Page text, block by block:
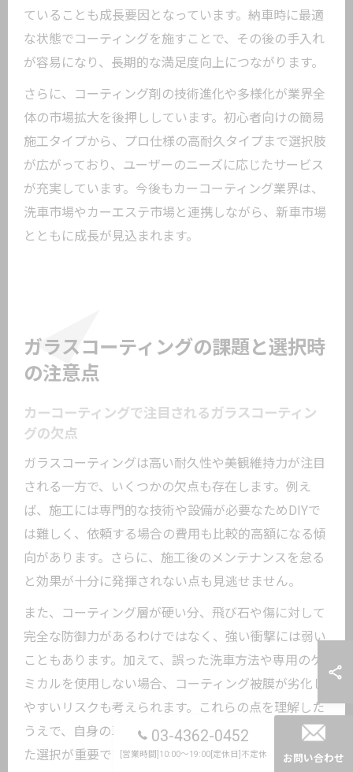
ていることも成長要因となっています。納車時に最適
な状態でコーティングを施すことで、その後の手入れ
が容易になり、長期的な満足度向上につながります。
さらに、コーティング剤の技術進化や多様化が業界全
体の市場拡大を後押ししています。初心者向けの簡易
施工タイプから、プロ仕様の高耐久タイプまで選択肢
が広がっており、ユーザーのニーズに応じたサービス
が充実しています。今後もカーコーティング業界は、
洗車市場やカーエステ市場と連携しながら、新車市場
とともに成長が見込まれます。
ガラスコーティングの課題と選択時
の注意点
カーコーティングで注目されるガラスコーティン
グの欠点
ガラスコーティングは高い耐久性や美観維持力が注目
される一方で、いくつかの欠点も存在します。例え
ば、施工には専門的な技術や設備が必要なためDIYで
は難しく、依頼する場合の費用も比較的高額になる傾
向があります。さらに、施工後のメンテナンスを怠る
と効果が十分に発揮されない点も見逃せません。
また、コーティング層が硬い分、飛び石や傷に対して
完全な防御力があるわけではなく、強い衝撃には弱い
こともあります。加えて、誤った洗車方法や専用のケ
ミカルを使用しない場合、コーティング被膜が劣化し
やすいリスクも考えられます。これらの点を理解した
うえで、自身の車の使用環境やライフスタイルに合っ
た選択が重要です。
03-4362-0452
[営業時間]10:00～19:00[定休日]不定休 お問い合わせ